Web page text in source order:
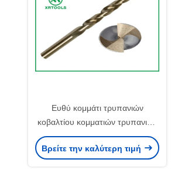
Ευθύ κομμάτι τρυπανιών
κοβαλτίου κομματιών τρυπανιών
συστροφής κνημών HSS DIN 338
M35 hss για το ανοξείδωτο
Βρείτε την καλύτερη τιμή